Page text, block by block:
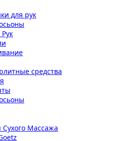
для рук
средства
Массажа